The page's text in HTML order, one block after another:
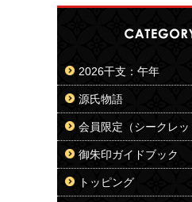
2026干支：午年
源氏物語
会員限定（シークレッ
御朱印ガイドブック
トッピング